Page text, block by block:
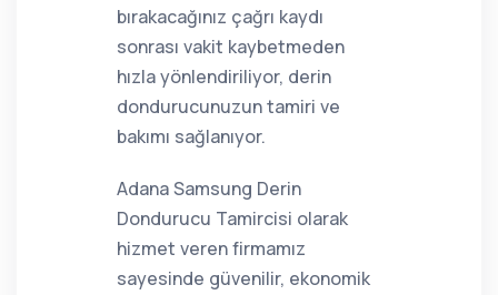
bırakacağınız çağrı kaydı
sonrası vakit kaybetmeden
hızla yönlendiriliyor, derin
dondurucunuzun tamiri ve
bakımı sağlanıyor.
Adana Samsung Derin
Dondurucu Tamircisi olarak
hizmet veren firmamız
sayesinde güvenilir, ekonomik